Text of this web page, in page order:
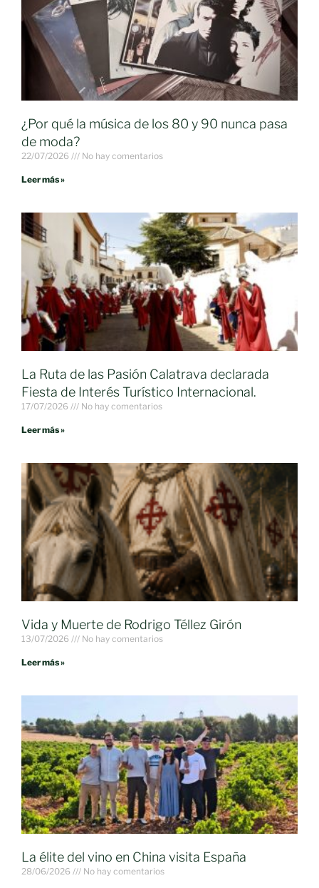
¿Por qué la música de los 80 y 90 nunca pasa
de moda?
22/07/2026 No hay comentarios
Leer más »
La Ruta de las Pasión Calatrava declarada
Fiesta de Interés Turístico Internacional.
17/07/2026 No hay comentarios
Leer más »
Vida y Muerte de Rodrigo Téllez Girón
13/07/2026 No hay comentarios
Leer más »
La élite del vino en China visita España
28/06/2026 No hay comentarios